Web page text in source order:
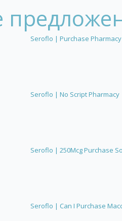
Seroflo | Purchase
Seroflo | No Script Pharmacy
Seroflo | 250Mcg Purchase
Seroflo | Can I Purchase